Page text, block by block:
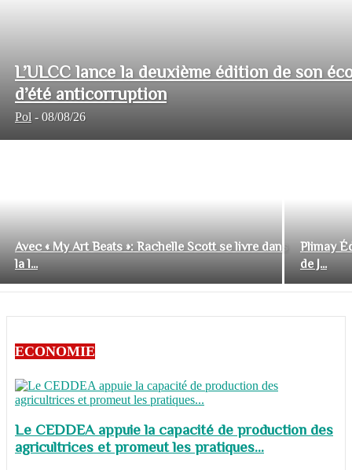
L’ULCC lance la deuxième édition de son
d’été anticorruption
Pol - 08/08/26
Avec « My Art Beats »: Rachelle Scott se livre dans
la l...
Plimay
de J...
ECONOMIE
Le CEDDEA appuie la capacité de production des
agricultrices et promeut les pratiques...